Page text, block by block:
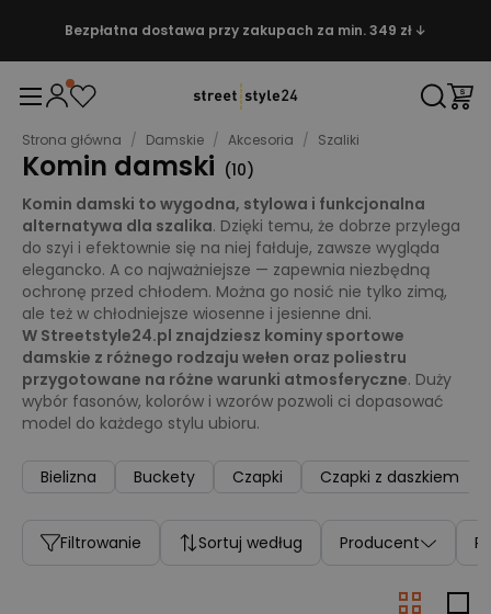
Bezpłatna dostawa przy zakupach za min. 349 zł ↓
Strona główna / Damskie / Akcesoria / Szaliki
Komin damski (10)
Komin damski to wygodna, stylowa i funkcjonalna
alternatywa dla szalika. Dzięki temu, że dobrze przylega
do szyi i efektownie się na niej fałduje, zawsze wygląda
elegancko. A co najważniejsze — zapewnia niezbędną
ochronę przed chłodem. Można go nosić nie tylko zimą,
ale też w chłodniejsze wiosenne i jesienne dni.
W Streetstyle24.pl znajdziesz kominy sportowe
damskie z różnego rodzaju wełen oraz poliestru
przygotowane na różne warunki atmosferyczne. Duży
wybór fasonów, kolorów i wzorów pozwoli ci dopasować
model do każdego stylu ubioru.
Bielizna Buckety Czapki Czapki z daszkiem
Filtrowanie Sortuj według Producent